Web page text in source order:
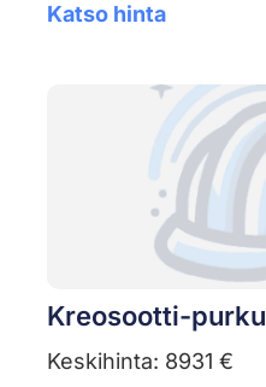
Katso hinta
Kreosootti-purku
Keskihinta: 8931 €